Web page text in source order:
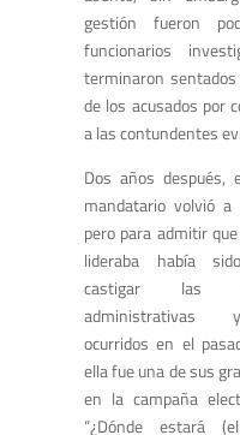
gestión fueron
funcionarios
terminaron
de los acusados por
a las contundentes
Dos años después,
mandatario volvió
pero para admitir
lideraba había
castigar las
administrativas
ocurridos en el
ella fue una de sus
en la campaña
“¿Dónde estará